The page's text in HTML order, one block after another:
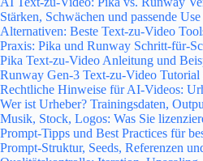
Stärken, Schwächen und passende Use
Alternativen: Beste Text-zu-Video
Praxis: Pika und Runway Schritt-für-
Pika Text-zu-Video Anleitung und
Runway Gen-3 Text-zu-Video Tutorial
Rechtliche Hinweise für AI-Videos:
Wer ist Urheber? Trainingsdaten,
Musik, Stock, Logos: Was Sie
Prompt-Tipps und Best Practices für
Prompt-Struktur, Seeds, Referenzen